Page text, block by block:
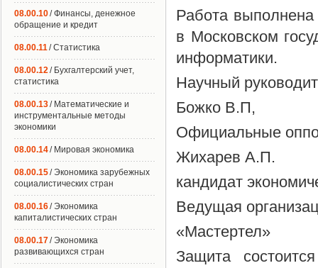
Работа
в Московском
информатики.
Научный
Божко В.П,
Официальные
Жихарев А.П.
кандидат
Ведущая
«Мастертел»
Защита
08.00.10/ Финансы, денежное
обращение и кредит
08.00.11/ Статистика
08.00.12/ Бухгалтерский учет,
статистика
08.00.13/ Математические и
инструментальные методы
экономики
08.00.14/ Мировая экономика
08.00.15/ Экономика зарубежных
социалистических стран
08.00.16/ Экономика
капиталистических стран
08.00.17/ Экономика
развивающихся стран